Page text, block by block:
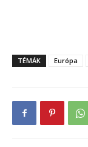
TÉMÁK Európa